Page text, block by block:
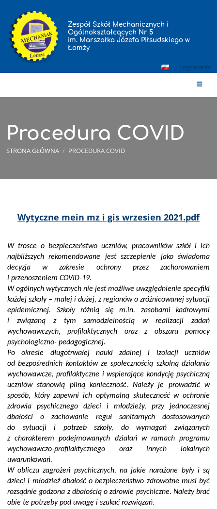
Zespół Szkół Mechanicznych i
Ogólnokształcących Nr 5
im. Marszałka Józefa Piłsudskiego w
Łomży
Logowanie
Procedura COVID
STRONA GŁÓWNA / PROCEDURA COVID
COVID
Wytyczne mein mz i gis wrzesien 2021.pdf
W trosce o bezpieczeństwo uczniów, pracowników szkół i ich
najbliższych rekomendowane jest szczepienie jako świadoma
decyzja w zakresie ochrony przez zachorowaniem
i przenoszeniem COVID-19.
W ogólnych wytycznych nie jest możliwe uwzględnienie specyfiki
każdej szkoły – małej i dużej, z regionów o zróżnicowanej sytuacji
epidemicznej. Szkoły różnią się m.in. zasobami kadrowymi
i związaną z tym samodzielnością w realizacji zadań
wychowawczych, profilaktycznych oraz z obszaru pomocy
psychologiczno- pedagogicznej.
Po okresie długotrwałej nauki zdalnej i izolacji uczniów
od bezpośrednich kontaktów ze społecznością szkolną działania
wychowawcze, profilaktyczne i wspierające kondycję psychiczną
uczniów stanowią pilną konieczność. Należy je prowadzić w
sposób, który zapewni ich optymalną skuteczność w ochronie
zdrowia psychicznego dzieci i młodzieży, przy jednoczesnej
dbałości o zachowanie reguł sanitarnych dostosowanych
do sytuacji i potrzeb szkoły, do wymagań związanych
z charakterem podejmowanych działań w ramach programu
wychowawczo-profilaktycznego oraz innych lokalnych
uwarunkowań.
W obliczu zagrożeń psychicznych, na jakie narażone były i są
dzieci i młodzież dbałość o bezpieczeństwo zdrowotne musi być
rozsądnie godzona z dbałością o zdrowie psychiczne. Należy brać
obie te potrzeby pod uwagę i szukać rozwiązań.